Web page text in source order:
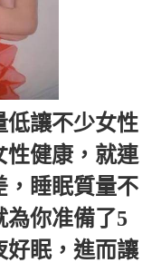
低讓不少女性
性健康，就連
，睡眠質量不
為你准備了5
好眠，進而讓